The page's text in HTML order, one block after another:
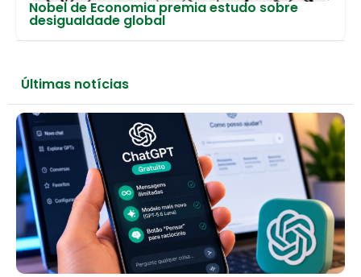
Nobel de Economia premia estudo sobre
desigualdade global
Últimas notícias